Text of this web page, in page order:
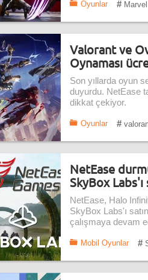
Oyunlar #
Valorant ve
Oynaması
Son yıllarda oyun
duyurdu. NetEase
dikkat çekiyor.
Oyunlar #
NetEase
SkyBox Labs'ı
NetEase, Halo
SkyBox Labs'ı
çalışmaya devam
Mobil Oyunlar #